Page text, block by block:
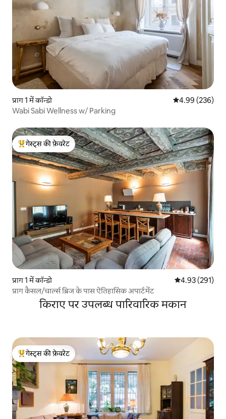
प्राग 1 में कॉन्डो औसत रेटिंग 5 में से
4.99 (236)
Wabi Sabi Wellness w/ Parking
गेस्ट्स का टॉप फ़ेवरेट
गेस्ट्स की फ़ेवरेट
प्राग 1 में कॉन्डो औसत रेटिंग 5 में से
4.93 (291)
प्राग कैसल/चार्ल्स ब्रिज के पास ऐतिहासिक अपार्टमेंट
किराए पर उपलब्ध पारिवारिक मकान
गेस्ट्स का टॉप फ़ेवरेट
गेस्ट्स की फ़ेवरेट